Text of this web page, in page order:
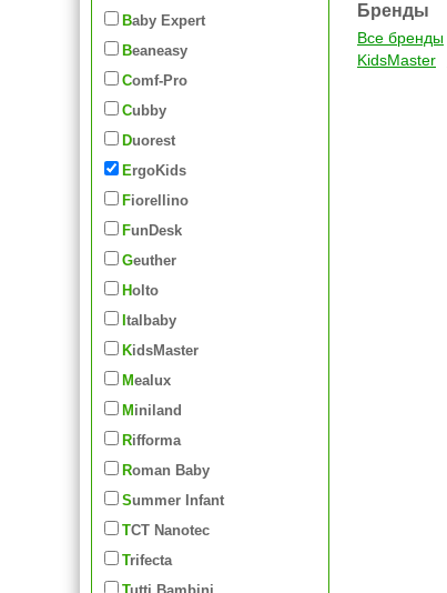
Baby Expert
Beaneasy
Comf-Pro
Cubby
Duorest
ErgoKids
Fiorellino
FunDesk
Geuther
Holto
Italbaby
KidsMaster
Mealux
Miniland
Rifforma
Roman Baby
Summer Infant
TCT Nanotec
Trifecta
Бренды
Все бренды
KidsMaster